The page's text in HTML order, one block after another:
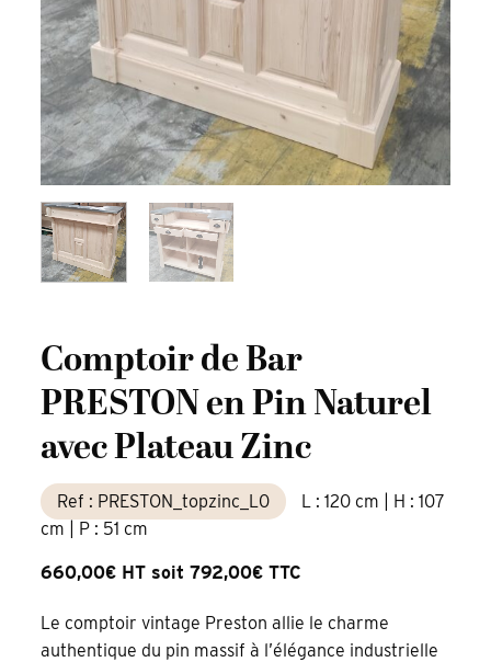
Comptoir de Bar
PRESTON en Pin Naturel
avec Plateau Zinc
Ref : PRESTON_topzinc_L0
L : 120 cm | H : 107
cm | P : 51 cm
660,00€ HT soit 792,00€ TTC
Le comptoir vintage Preston allie le charme
authentique du pin massif à l’élégance industrielle